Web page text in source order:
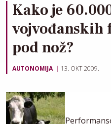
Kako je
vojvođanskih
pod nož?
AUTONOMIJA 13. OKT 2009.